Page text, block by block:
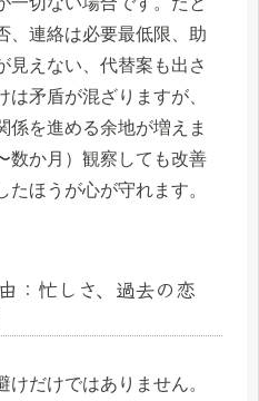
、連絡は必要最低限、助
見えない、代替案も出さ
矛盾が混ざりますが、
係を進める余地が増えま
数か月）観察しても改善
ほうが心が守れます。
：忙しさ、過去の恋
だけではありません。